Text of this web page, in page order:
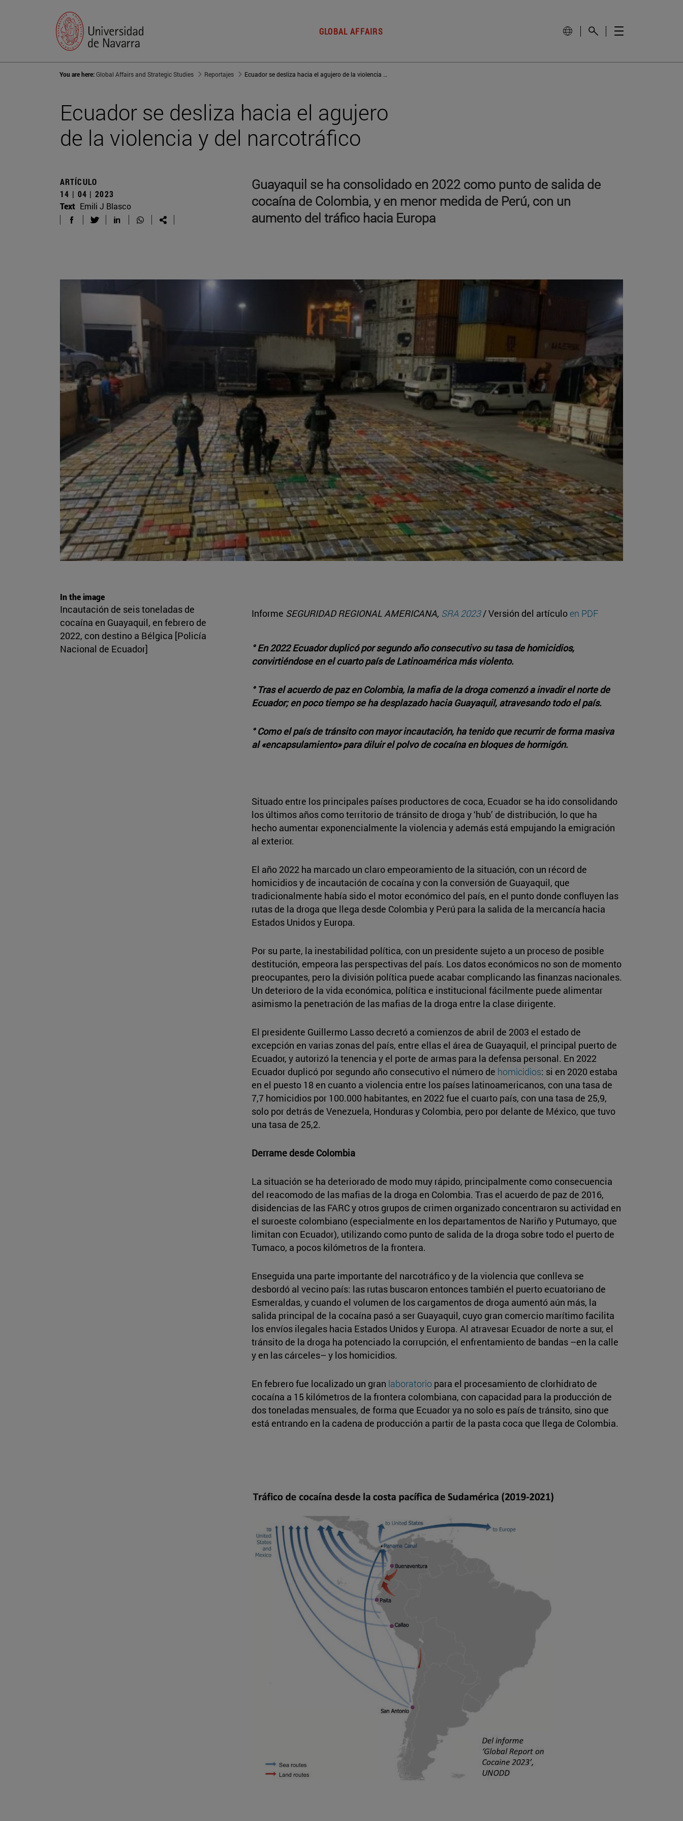
GLOBAL AFFAIRS
You are here:Global Affairs and Strategic Studies Reportajes Ecuador se desliza hacia el agujero de la violencia y del narcotráfico
Ecuador se desliza hacia el agujero
de la violencia y del narcotráfico
ARTÍCULO
14 | 04 | 2023
Text Emili J Blasco
Guayaquil se ha consolidado en 2022 como punto de salida de
cocaína de Colombia, y en menor medida de Perú, con un
aumento del tráfico hacia Europa
In the image
Incautación de seis toneladas de
cocaína en Guayaquil, en febrero de
2022, con destino a Bélgica [Policía
Nacional de Ecuador]
Informe SEGURIDAD REGIONAL AMERICANA, SRA 2023/ Versión del artículo en PDF
° En 2022 Ecuador duplicó por segundo año consecutivo su tasa de homicidios,
convirtiéndose en el cuarto país de Latinoamérica más violento.
° Tras el acuerdo de paz en Colombia, la mafia de la droga comenzó a invadir el norte de
Ecuador; en poco tiempo se ha desplazado hacia Guayaquil, atravesando todo el país.
° Como el país de tránsito con mayor incautación, ha tenido que recurrir de forma masiva
al «encapsulamiento» para diluir el polvo de cocaína en bloques de hormigón.
Situado entre los principales países productores de coca, Ecuador se ha ido consolidando
los últimos años como territorio de tránsito de droga y ‘hub’ de distribución, lo que ha
hecho aumentar exponencialmente la violencia y además está empujando la emigración
al exterior.
El año 2022 ha marcado un claro empeoramiento de la situación, con un récord de
homicidios y de incautación de cocaína y con la conversión de Guayaquil, que
tradicionalmente había sido el motor económico del país, en el punto donde confluyen las
rutas de la droga que llega desde Colombia y Perú para la salida de la mercancía hacia
Estados Unidos y Europa.
Por su parte, la inestabilidad política, con un presidente sujeto a un proceso de posible
destitución, empeora las perspectivas del país. Los datos económicos no son de momento
preocupantes, pero la división política puede acabar complicando las finanzas nacionales.
Un deterioro de la vida económica, política e institucional fácilmente puede alimentar
asimismo la penetración de las mafias de la droga entre la clase dirigente.
El presidente Guillermo Lasso decretó a comienzos de abril de 2003 el estado de
excepción en varias zonas del país, entre ellas el área de Guayaquil, el principal puerto de
Ecuador, y autorizó la tenencia y el porte de armas para la defensa personal. En 2022
Ecuador duplicó por segundo año consecutivo el número de homicidios: si en 2020 estaba
en el puesto 18 en cuanto a violencia entre los países latinoamericanos, con una tasa de
7,7 homicidios por 100.000 habitantes, en 2022 fue el cuarto país, con una tasa de 25,9,
solo por detrás de Venezuela, Honduras y Colombia, pero por delante de México, que tuvo
una tasa de 25,2.
Derrame desde Colombia
La situación se ha deteriorado de modo muy rápido, principalmente como consecuencia
del reacomodo de las mafias de la droga en Colombia. Tras el acuerdo de paz de 2016,
disidencias de las FARC y otros grupos de crimen organizado concentraron su actividad en
el suroeste colombiano (especialmente en los departamentos de Nariño y Putumayo, que
limitan con Ecuador), utilizando como punto de salida de la droga sobre todo el puerto de
Tumaco, a pocos kilómetros de la frontera.
Enseguida una parte importante del narcotráfico y de la violencia que conlleva se
desbordó al vecino país: las rutas buscaron entonces también el puerto ecuatoriano de
Esmeraldas, y cuando el volumen de los cargamentos de droga aumentó aún más, la
salida principal de la cocaína pasó a ser Guayaquil, cuyo gran comercio marítimo facilita
los envíos ilegales hacia Estados Unidos y Europa. Al atravesar Ecuador de norte a sur, el
tránsito de la droga ha potenciado la corrupción, el enfrentamiento de bandas –en la calle
y en las cárceles– y los homicidios.
En febrero fue localizado un gran laboratoriopara el procesamiento de clorhidrato de
cocaína a 15 kilómetros de la frontera colombiana, con capacidad para la producción de
dos toneladas mensuales, de forma que Ecuador ya no solo es país de tránsito, sino que
está entrando en la cadena de producción a partir de la pasta coca que llega de Colombia.